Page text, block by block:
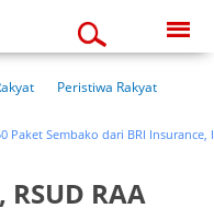
08:29:23 am
Peristiwa Rakyat
Paket Sembako dari BRI Insurance,
RAA